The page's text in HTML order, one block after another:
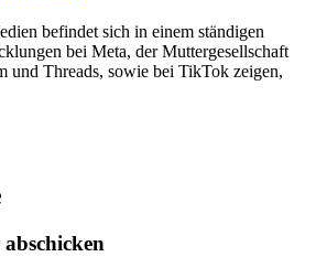
befindet sich in einem ständigen
bei Meta, der Muttergesellschaft
und Threads, sowie bei TikTok zeigen,